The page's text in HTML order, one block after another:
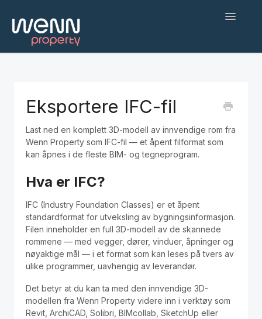
Toggle
Befaringsapp
Hjelp og feilsøking
AI-agenter og integrasjoner
English
Polski
Kontakt / Contact
Eksportere IFC-fil
Last ned en komplett 3D-modell av innvendige rom fra
Wenn Property som IFC-fil — et åpent filformat som
kan åpnes i de fleste BIM- og tegneprogram.
Hva er IFC?
IFC (Industry Foundation Classes) er et åpent
standardformat for utveksling av bygningsinformasjon.
Filen inneholder en full 3D-modell av de skannede
rommene — med vegger, dører, vinduer, åpninger og
nøyaktige mål — i et format som kan leses på tvers av
ulike programmer, uavhengig av leverandør.
Det betyr at du kan ta med den innvendige 3D-
modellen fra Wenn Property videre inn i verktøy som
Revit, ArchiCAD, Solibri, BIMcollab, SketchUp eller